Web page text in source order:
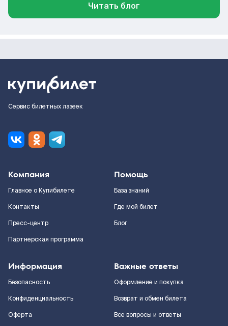
Читать блог
Сервис билетных лазеек
Компания
Главное о Купибилете
Контакты
Пресс-центр
Партнерская программа
Помощь
База знаний
Где мой билет
Блог
Информация
Безопасность
Конфиденциальность
Оферта
Важные ответы
Оформление и покупка
Возврат и обмен билета
Все вопросы и ответы